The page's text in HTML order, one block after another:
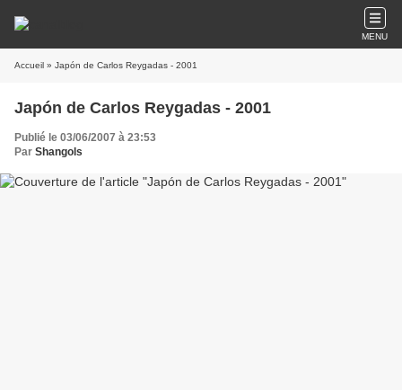
MENU
Accueil » Japón de Carlos Reygadas - 2001
Japón de Carlos Reygadas - 2001
Publié le 03/06/2007 à 23:53
Par Shangols